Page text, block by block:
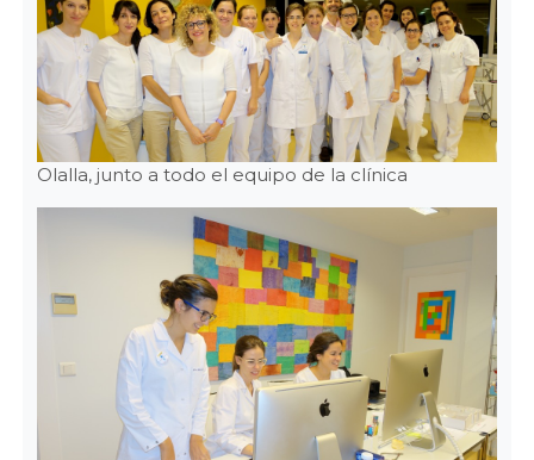
Olalla, junto a todo el equipo de la clínica